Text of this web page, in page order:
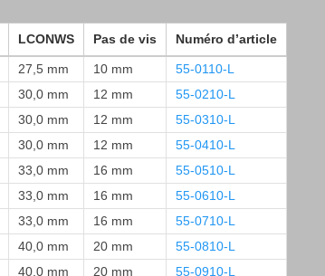
LCONWS Pas de vis Numéro d’article
27,5 mm 10 mm
55-0110-L
30,0 mm 12 mm
55-0210-L
30,0 mm 12 mm
55-0310-L
30,0 mm 12 mm
55-0410-L
33,0 mm 16 mm
55-0510-L
33,0 mm 16 mm
55-0610-L
33,0 mm 16 mm
55-0710-L
40,0 mm 20 mm
55-0810-L
40,0 mm 20 mm
55-0910-L